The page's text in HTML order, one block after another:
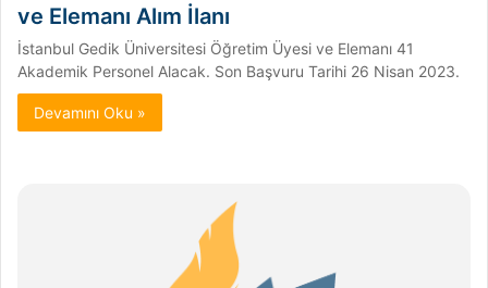
ve Elemanı Alım İlanı
İstanbul Gedik Üniversitesi Öğretim Üyesi ve Elemanı 41
Akademik Personel Alacak. Son Başvuru Tarihi 26 Nisan 2023.
Devamını Oku »